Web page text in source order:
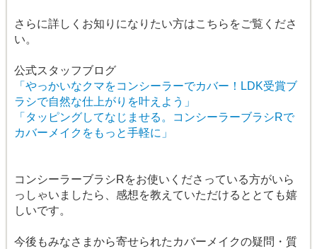
さらに詳しくお知りになりたい方はこちらをご覧くださ
い。
公式スタッフブログ
「やっかいなクマをコンシーラーでカバー！LDK受賞ブ
ラシで自然な仕上がりを叶えよう」
「タッピングしてなじませる。コンシーラーブラシRで
カバーメイクをもっと手軽に」
コンシーラーブラシRをお使いくださっている方がいら
っしゃいましたら、感想を教えていただけるととても嬉
しいです。
今後もみなさまから寄せられたカバーメイクの疑問・質